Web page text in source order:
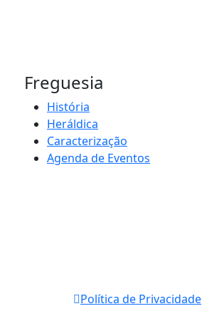
Freguesia
História
Heráldica
Caracterização
Agenda de Eventos
Política de Privacidade